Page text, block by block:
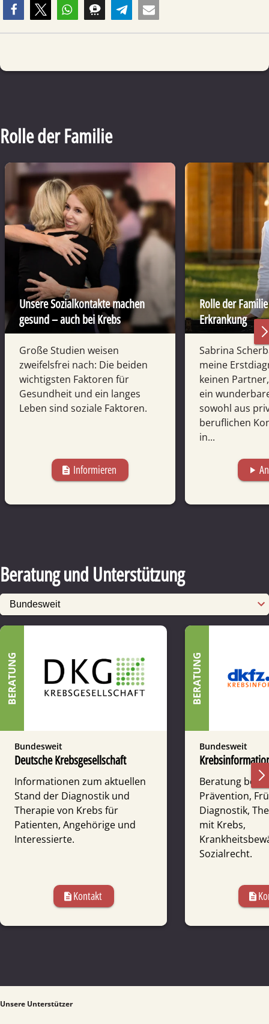
Rolle der Familie
Unsere Sozialkontakte machen
gesund – auch bei Krebs
Große Studien weisen
zweifelsfrei nach: Die beiden
wichtigsten Faktoren für
Gesundheit und ein langes
Leben sind soziale Faktoren.
description Informieren
Rolle der
Erkrankung
Sabrina
meine
keinen
ein
sowohl aus
beruflichen
in...
play_arrow
Beratung und Unterstützung
BERATUNG
Bundesweit
Deutsche Krebsgesellschaft
Informationen zum aktuellen
Stand der Diagnostik und
Therapie von Krebs für
Patienten, Angehörige und
Interessierte.
description Kontakt
BERATUNG
Bundesweit
Beratung bei
Prävention,
Diagnostik,
mit Krebs,
Sozialrecht.
description
Unsere Unterstützer